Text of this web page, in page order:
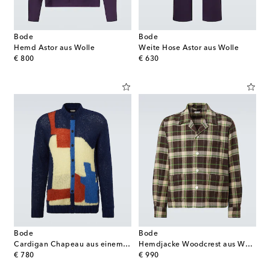
Bode
Hemd Astor aus Wolle
€ 800
original price
Bode
Weite Hose Astor aus Wolle
€ 630
original price
Bode
Cardigan Chapeau aus einem Alpakawollgemisch
€ 780
original price
Bode
Hemdjacke Woodcrest aus Wollflanell
€ 990
original price